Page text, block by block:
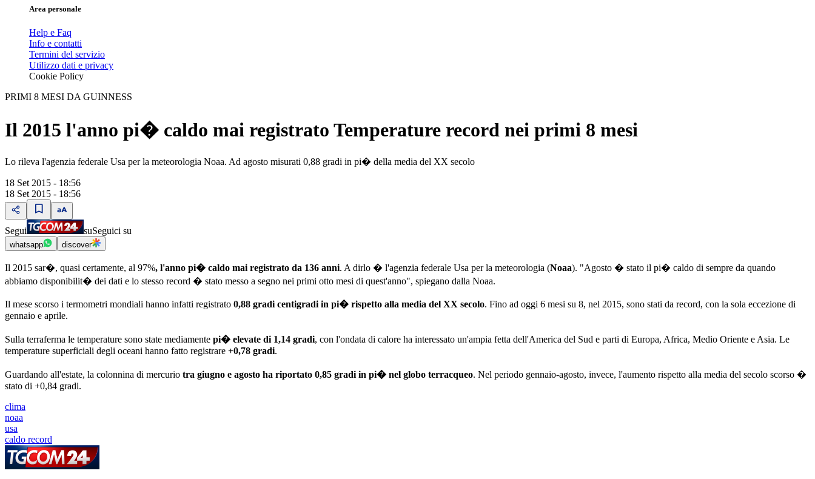
Area personale
Help e Faq
Info e contatti
Termini del servizio
Utilizzo dati e privacy
Cookie Policy
PRIMI 8 MESI DA GUINNESS
Il 2015 l'anno pi� caldo mai registrato Temperature record nei primi 8 mesi
Lo rileva l'agenzia federale Usa per la meteorologia Noaa. Ad agosto misurati 0,88 gradi in pi� della media del XX secolo
18 Set 2015 - 18:56
18 Set 2015 - 18:56
Segui suSeguici su
whatsapp discover
Il 2015 sar�, quasi certamente, al 97%, l'anno pi� caldo mai registrato da 136 anni. A dirlo � l'agenzia federale Usa per la meteorologia (Noaa). "Agosto � stato il pi� caldo di sempre da quando
abbiamo disponibilit� dei dati e lo stesso record � stato messo a segno nei primi otto mesi di quest'anno", spiegano dalla Noaa.
Il mese scorso i termometri mondiali hanno infatti registrato 0,88 gradi centigradi in pi� rispetto alla media del XX secolo. Fino ad oggi 6 mesi su 8, nel 2015, sono stati da record, con la sola eccezione di
gennaio e aprile.
Sulla terraferma le temperature sono state mediamente pi� elevate di 1,14 gradi, con l'ondata di calore ha interessato un'ampia fetta dell'America del Sud e parti di Europa, Africa, Medio Oriente e Asia. Le
temperature superficiali degli oceani hanno fatto registrare +0,78 gradi.
Guardando all'estate, la colonnina di mercurio tra giugno e agosto ha riportato 0,85 gradi in pi� nel globo terracqueo. Nel periodo gennaio-agosto, invece, l'aumento rispetto alla media del secolo scorso �
stato di +0,84 gradi.
clima
noaa
usa
caldo record